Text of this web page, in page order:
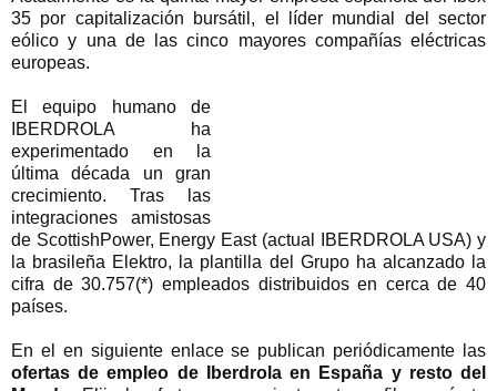
35 por capitalización bursátil, el líder mundial del sector
eólico y una de las cinco mayores compañías eléctricas
europeas.
El equipo humano de
IBERDROLA ha
experimentado en la
última década un gran
crecimiento. Tras las
integraciones amistosas
de ScottishPower, Energy East (actual IBERDROLA USA) y
la brasileña Elektro, la plantilla del Grupo ha alcanzado la
cifra de 30.757(*) empleados distribuidos en cerca de 40
países.
En el en siguiente enlace se publican periódicamente las
ofertas de empleo de Iberdrola en España y resto del